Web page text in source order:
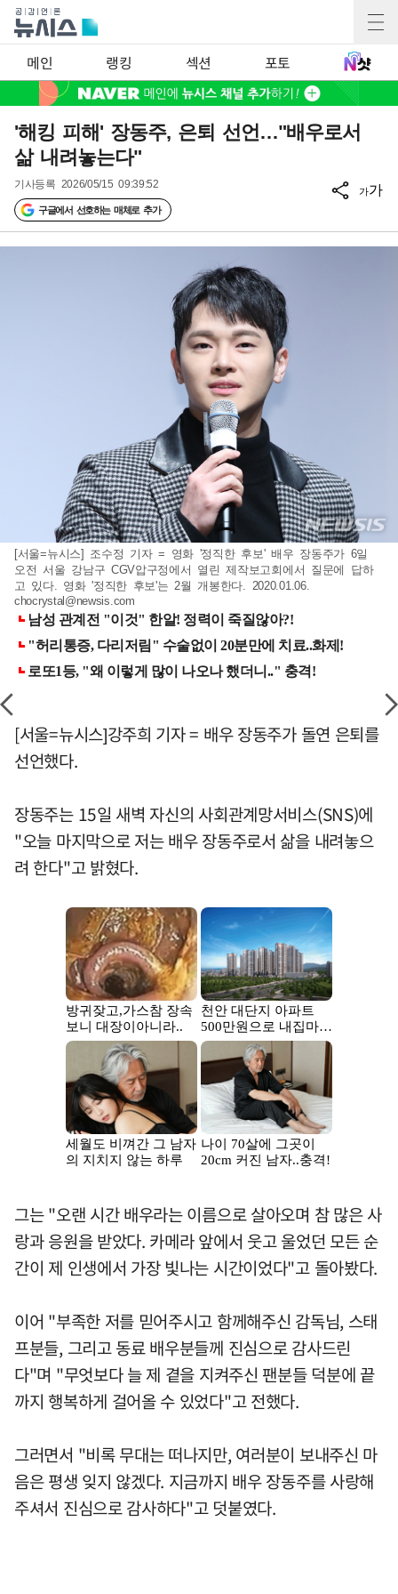
메인 랭킹 섹션 포토
'해킹 피해' 장동주, 은퇴 선언…"배우로서
삶 내려놓는다"
기사등록 2026/05/15 09:39:52
구글에서 선호하는 매체로 추가
가가
[서울=뉴시스] 조수정 기자 = 영화 '정직한 후보' 배우 장동주가 6일
오전 서울 강남구 CGV압구정에서 열린 제작보고회에서 질문에 답하
고 있다. 영화 '정직한 후보'는 2월 개봉한다. 2020.01.06.
chocrystal@newsis.com
[서울=뉴시스]강주희 기자 = 배우 장동주가 돌연 은퇴를
선언했다.
장동주는 15일 새벽 자신의 사회관계망서비스(SNS)에
"오늘 마지막으로 저는 배우 장동주로서 삶을 내려놓으
려 한다"고 밝혔다.
그는 "오랜 시간 배우라는 이름으로 살아오며 참 많은 사
랑과 응원을 받았다. 카메라 앞에서 웃고 울었던 모든 순
간이 제 인생에서 가장 빛나는 시간이었다"고 돌아봤다.
이어 "부족한 저를 믿어주시고 함께해주신 감독님, 스태
프분들, 그리고 동료 배우분들께 진심으로 감사드린
다"며 "무엇보다 늘 제 곁을 지켜주신 팬분들 덕분에 끝
까지 행복하게 걸어올 수 있었다"고 전했다.
그러면서 "비록 무대는 떠나지만, 여러분이 보내주신 마
음은 평생 잊지 않겠다. 지금까지 배우 장동주를 사랑해
주셔서 진심으로 감사하다"고 덧붙였다.